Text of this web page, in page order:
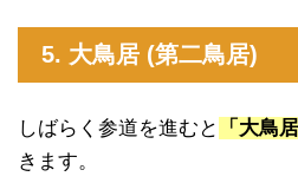
5. 大鳥居 (第二鳥居)
しばらく参道を進むと 「大鳥
きます。